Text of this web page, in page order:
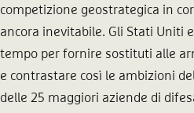
competizione geostrategica in
ancora inevitabile. Gli Stati Uniti
tempo per fornire sostituti alle
e contrastare così le ambizioni
delle 25 maggiori aziende di